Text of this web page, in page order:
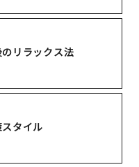
リラックス法
タイル